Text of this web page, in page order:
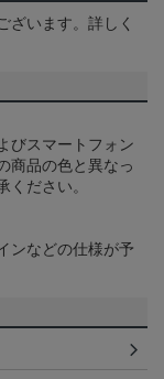
ざいます。詳しく
びスマートフォン
商品の色と異なっ
ださい。
ンなどの仕様が予